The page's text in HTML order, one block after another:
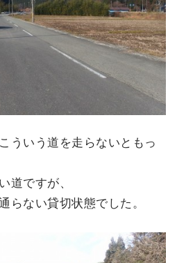
ういう道を走らないともっ
道ですが、
らない貸切状態でした。